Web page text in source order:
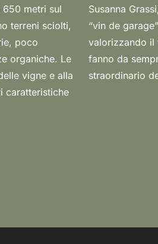
650 metri sul
terreni sciolti,
poco
organiche. Le
vigne e alla
caratteristiche
di questo
naturali
un interprete
straordinario